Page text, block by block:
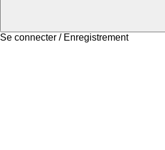
Se connecter / Enregistrement